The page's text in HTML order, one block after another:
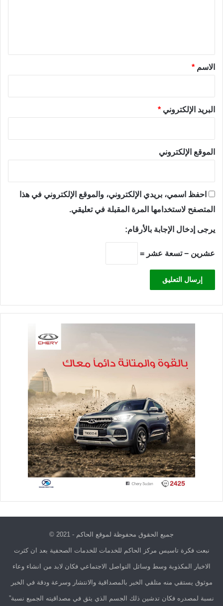
*الاسم *
البريد الإلكتروني *
الموقع الإلكتروني
احفظ اسمي، بريدي الإلكتروني، والموقع الإلكتروني في هذا
المتصفح لاستخدامها المرة المقبلة في تعليقي.
يرجى إدخال الإجابة بالأرقام:
عشرين − تسعة عشر =
جميع الحقوق محفوظة لموقع الحاكم - 2021 ©
نبعت فكرة تاسيس مركز الحاكم للخدمات للخدمات الصحفية بعد ان كثرت
الاخبار المكذوبة وسط وسائل التواصل الاجتماعي فكان لابد من انشاء وعاء
موثوق يستقي منه متلقي الخبر بالمصداقية والانتشار وسرعة ودقة في الخبر
نسبة لمصدره فكان تدشين ذلك الجسم الذي يثق في مصداقيته الجميع نسبة”